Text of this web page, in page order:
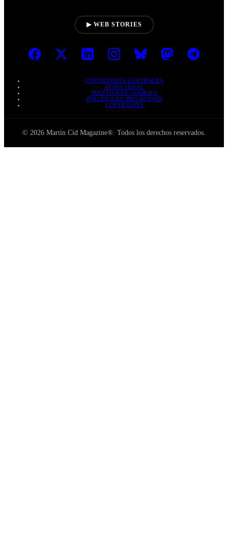
▶ WEB STORIES
CONDICIONES GENERALES
AVISO LEGAL
POLÍTICA DE COOKIES
POLÍTICA DE PRIVACIDAD
COPYRIGHTS
© 2026 Martin Cid Magazine®. Todos los derechos reservados.